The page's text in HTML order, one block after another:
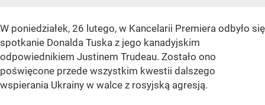
W poniedziałek, 26 lutego, w Kancelarii Premiera odbyło się
spotkanie Donalda Tuska z jego kanadyjskim
odpowiednikiem Justinem Trudeau. Zostało ono
poświęcone przede wszystkim kwestii dalszego
wspierania Ukrainy w walce z rosyjską agresją.